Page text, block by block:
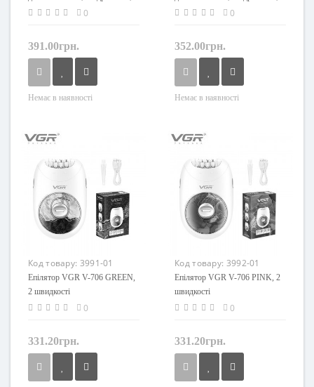
підсвічуванням 0
391.00грн.
Немає в наявності
підсвічуванням 0
352.00грн.
Немає в наявності
Код товару: 3991-01
Епілятор VGR V-706 GREEN,
2 швидкості
0
331.20грн.
Код товару: 3992-01
Епілятор VGR V-706 PINK, 2
швидкості
0
331.20грн.